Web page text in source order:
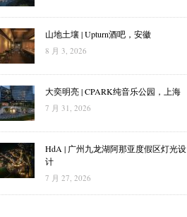
山地土壤 | Upturn酒吧，安徽
8 月 3, 2026
大奕明亮 | CPARK纯音乐公园，上海
7 月 31, 2026
HdA | 广州九龙湖阿那亚度假区灯光设
计
7 月 27, 2026